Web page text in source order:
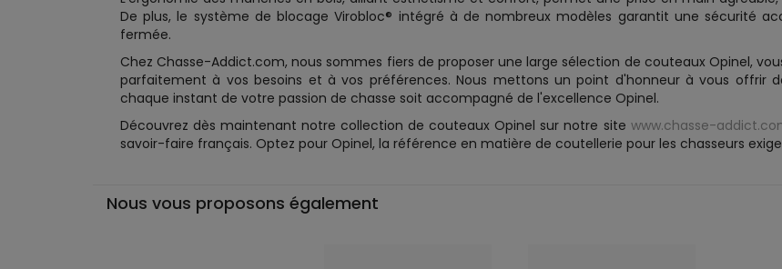
De plus, le système de blocage Virobloc® intégré à de nombreux modèles garantit une sécurité
fermée.
Chez Chasse-Addict.com, nous sommes fiers de proposer une large sélection de couteaux Opinel,
parfaitement à vos besoins et à vos préférences. Nous mettons un point d'honneur à vous offrir
chaque instant de votre passion de chasse soit accompagné de l'excellence Opinel.
Découvrez dès maintenant notre collection de couteaux Opinel sur notre site www.chasse-
savoir-faire français. Optez pour Opinel, la référence en matière de coutellerie pour les chasseurs
Nous vous proposons également